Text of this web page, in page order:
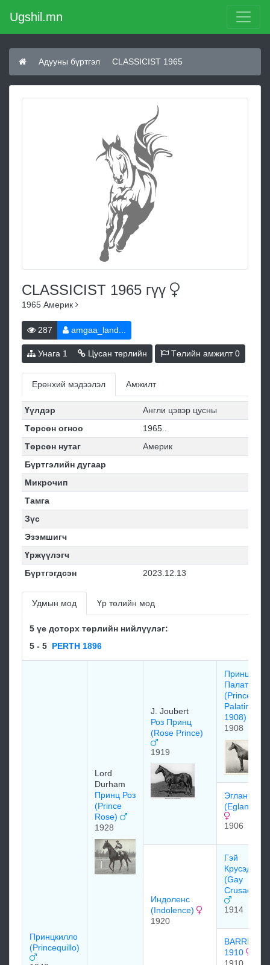
Ugshil.mn
Адууны бүртгэл CLASSICIST 1965
CLASSICIST 1965 гүү
1965 Америк
287 amgaa_land...
Унага 1 Цусан төрлийн Төлийн амжилт0
Ерөнхий мэдээлэл Амжилт
Үүлдэр
Англи цэвэр цусны
Төрсөн огноо
1965..
Төрсөн нутаг
Америк
Бүртгэлийн дугаар
Микрочип
Тамга
Зүс
Эзэмшигч
Үржүүлэгч
Бүртгэгдсэн
2023.12.13
Удмын мод Үр төлийн мод
5 үе доторх төрлийн нийлүүлэг:
5 - 5 PERTH 1896
Принцкилло
(Princequillo)
Lord
Durham
Принц Роз
(Prince
Rose)
1928
J. Joubert
Роз Принц
(Rose Prince)
1919
Принц
Палатин
(Prince
Palatine
1908)
1908
Эглантин
(Eglantine)
1906
Индоленс
(Indolence)
1920
Гэй
Крусэдер
(Gay
Crusader)
1914
BARRIER
1910